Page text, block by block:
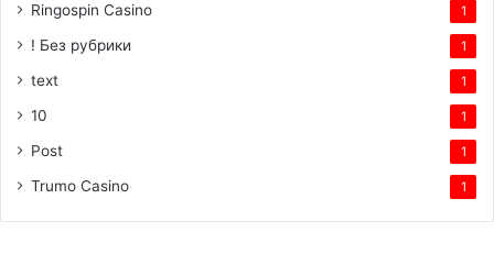
Ringospin Casino 1
! Без рубрики 1
text 1
10 1
Post 1
Trumo Casino 1